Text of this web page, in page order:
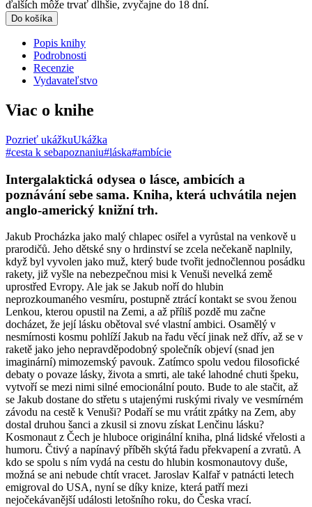
ďalších môže trvať dlhšie, zvyčajne do 18 dní.
Do košíka
Popis knihy
Podrobnosti
Recenzie
Vydavateľstvo
Viac o knihe
Pozrieť ukážkuUkážka
#cesta k sebapoznaniu#láska#ambície
Intergalaktická odysea o lásce, ambicích a
poznávání sebe sama. Kniha, která uchvátila nejen
anglo-americký knižní trh.
Jakub Procházka jako malý chlapec osiřel a vyrůstal na venkově u
prarodičů. Jeho dětské sny o hrdinství se zcela nečekaně naplnily,
když byl vyvolen jako muž, který bude tvořit jednočlennou posádku
rakety, již vyšle na nebezpečnou misi k Venuši nevelká země
uprostřed Evropy. Ale jak se Jakub noří do hlubin
neprozkoumaného vesmíru, postupně ztrácí kontakt se svou ženou
Lenkou, kterou opustil na Zemi, a až příliš pozdě mu začne
docházet, že její lásku obětoval své vlastní ambici. Osamělý v
nesmírnosti kosmu pohlíží Jakub na řadu věcí jinak než dřív, až se v
raketě jako jeho nepravděpodobný společník objeví (snad jen
imaginární) mimozemský pavouk. Zatímco spolu vedou filosofické
debaty o povaze lásky, života a smrti, ale také lahodné chuti špeku,
vytvoří se mezi nimi silné emocionální pouto. Bude to ale stačit, až
se Jakub dostane do střetu s utajenými ruskými rivaly ve vesmírném
závodu na cestě k Venuši? Podaří se mu vrátit zpátky na Zem, aby
dostal druhou šanci a zkusil si znovu získat Lenčinu lásku?
Kosmonaut z Čech je hluboce originální kniha, plná lidské vřelosti a
humoru. Čtivý a napínavý příběh skýtá řadu překvapení a zvratů. A
kdo se spolu s ním vydá na cestu do hlubin kosmonautovy duše,
možná se ani nebude chtít vracet. Jaroslav Kalfař v patnácti letech
emigroval do USA, nyní se díky knize, která patří mezi
nejočekávanější události letošního roku, do Česka vrací.